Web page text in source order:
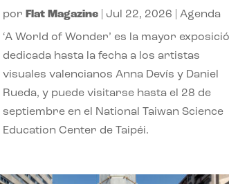
por Flat Magazine| Jul 22, 2026 Agenda
‘A World of Wonder’ es la mayor
dedicada hasta la fecha a los artistas
visuales valencianos Anna Devís y Daniel
Rueda, y puede visitarse hasta el 28 de
septiembre en el National Taiwan Science
Education Center de Taipéi.